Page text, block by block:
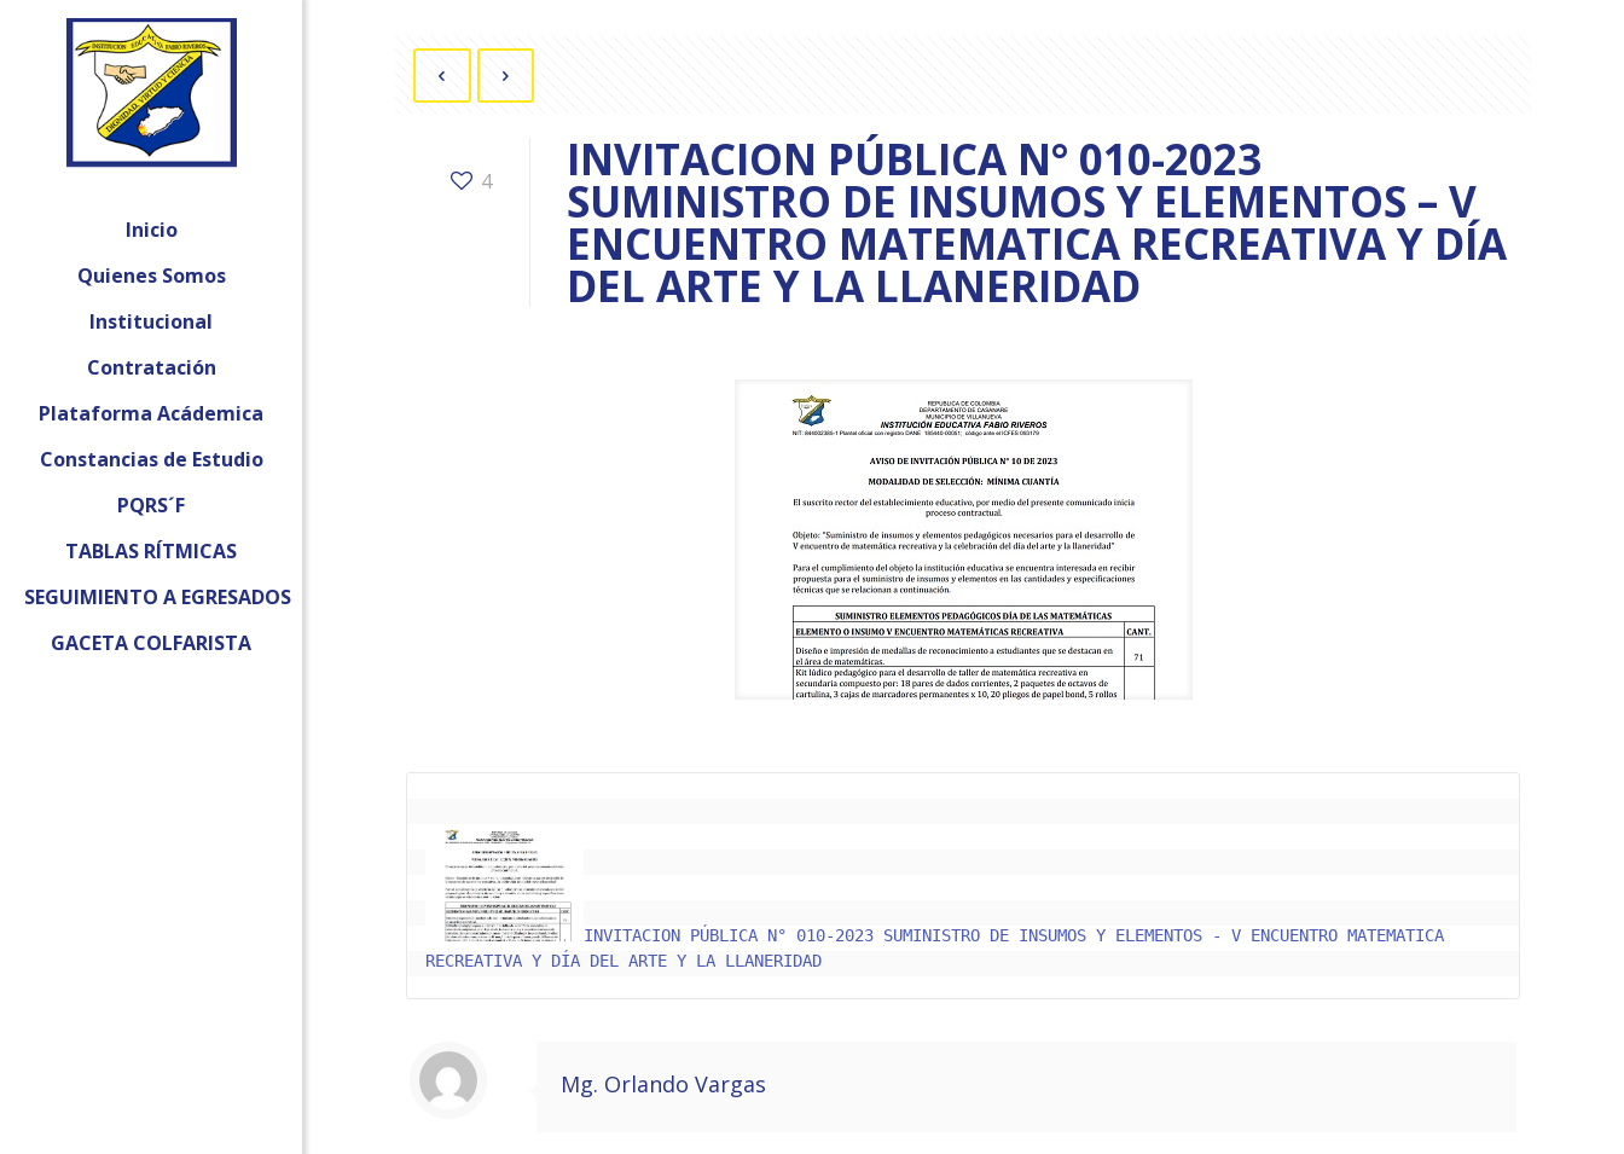
Inicio
Quienes Somos
Institucional
Contratación
Plataforma Acádemica
Constancias de Estudio
PQRS´F
TABLAS RÍTMICAS
SEGUIMIENTO A EGRESADOS
GACETA COLFARISTA
4 INVITACION PÚBLICA N° 010-2023
SUMINISTRO DE INSUMOS Y ELEMENTOS – V
ENCUENTRO MATEMATICA RECREATIVA Y DÍA
DEL ARTE Y LA LLANERIDAD
INVITACION PÚBLICA N° 010-2023 SUMINISTRO DE INSUMOS Y ELEMENTOS - V ENCUENTRO MATEMATICA
RECREATIVA Y DÍA DEL ARTE Y LA LLANERIDAD
Mg. Orlando Vargas